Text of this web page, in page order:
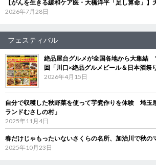
【がんを生きる緩和ケア医・大橋洋平「足し算命」】
2026年7月28日
フェスティバル
絶品屋台グルメが全国各地から大集結
回「川口×絶品グルメビール＆日本酒祭
2026年4月15日
自分で収穫した秋野菜を使って芋煮作りを体験 埼玉
ランドむさしの村」
2025年11月4日
春だけじゃもったいないさくらの名所、加治川で秋の
2025年10月23日